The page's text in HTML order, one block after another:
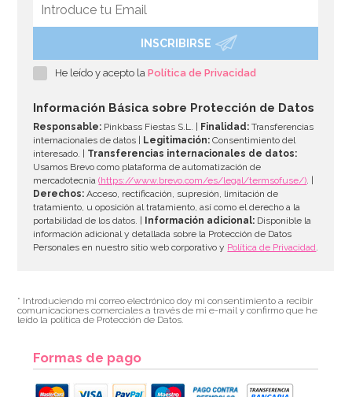
Molde de Silicona Gingerbread House & Santa
AÑADIR
INSCRIBIRSE
He leído y acepto laPolítica de Privacidad
Información Básica sobre Protección de Datos
Responsable: Pinkbass Fiestas S.L. | Finalidad: Transferencias
internacionales de datos |
Legitimación: Consentimiento del
interesado. | Transferencias internacionales de datos:
Usamos Brevo como plataforma de automatización de
mercadotecnia(https://www.brevo.com/es/legal/termsofuse/). |
Derechos: Acceso, rectificación, supresión, limitación de
tratamiento, u oposición al tratamiento, así como el derecho a la
portabilidad de los datos. |
Información adicional: Disponible la
información adicional y detallada sobre la Protección de Datos
Personales en nuestro sitio web corporativo y Política de Privacidad.
* Introduciendo mi correo electrónico doy mi consentimiento a recibir
comunicaciones comerciales a través de mi e-mail y confirmo que he
leído la política de Protección de Datos.
Formas de pago